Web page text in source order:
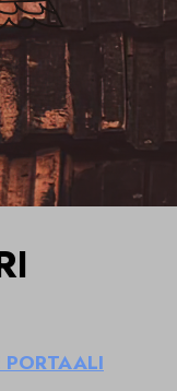
PORTAALI